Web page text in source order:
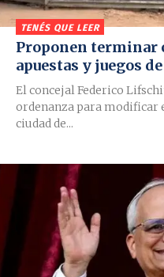
TENÉS QUE LEER
Proponen terminar
apuestas y juegos
El concejal Federico
ordenanza para modificar
ciudad de...